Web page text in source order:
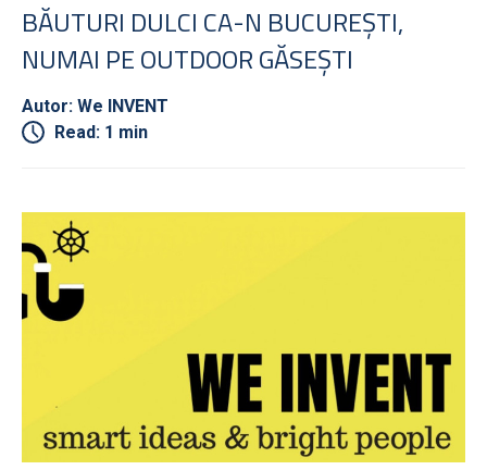
BĂUTURI DULCI CA-N BUCUREȘTI,
NUMAI PE OUTDOOR GĂSEȘTI
Autor: We INVENT
Read: 1 min